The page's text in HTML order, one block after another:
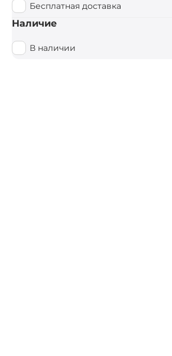
Бесплатная доставка
Наличие
В наличии